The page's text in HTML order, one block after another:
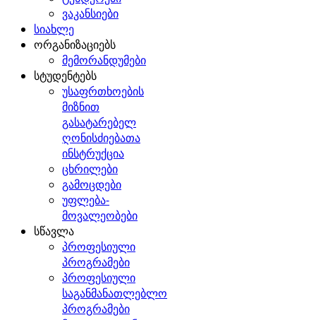
ვაკანსიები
სიახლე
ორგანიზაციებს
მემორანდუმები
სტუდენტებს
უსაფრთხოების
მიზნით
გასატარებელ
ღონისძიებათა
ინსტრუქცია
ცხრილები
გამოცდები
უფლება-
მოვალეობები
სწავლა
პროფესიული
პროგრამები
პროფესიული
საგანმანათლებლო
პროგრამები